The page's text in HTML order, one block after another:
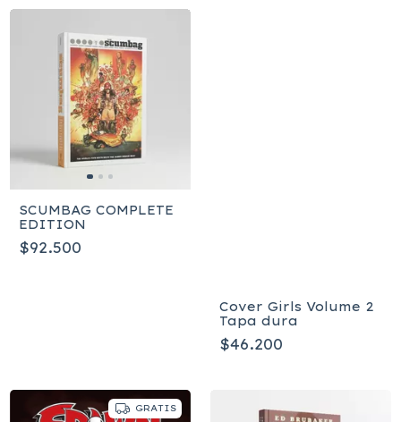
SCUMBAG COMPLETE
EDITION
$92.500
Cover Girls Volume 2
Tapa dura
$46.200
GRATIS